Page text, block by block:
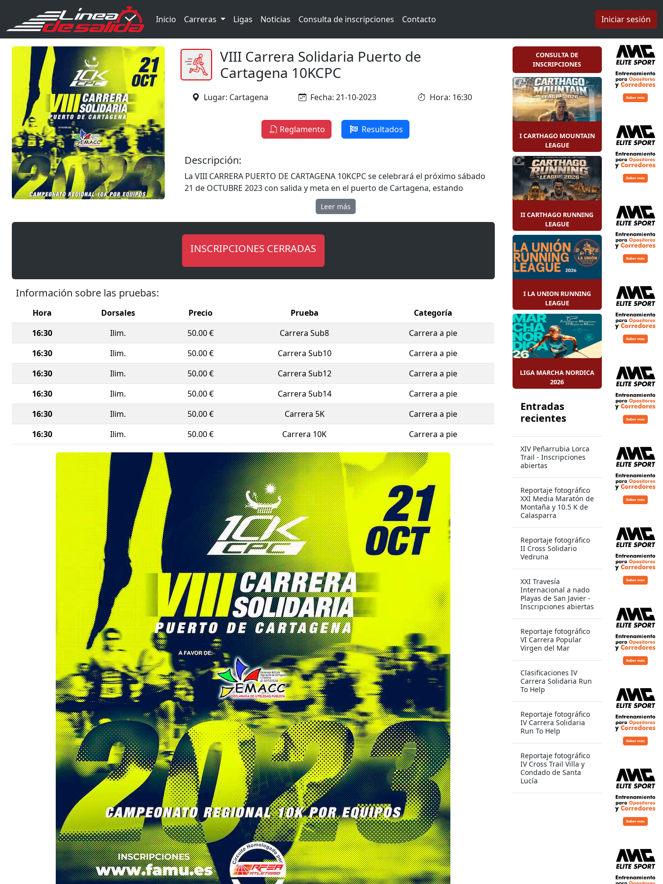
Inicio Carreras Ligas Noticias Consulta de inscripciones Contacto Iniciar sesión
VIII Carrera Solidaria Puerto de
Cartagena 10KCPC
Lugar: Cartagena Fecha: 21-10-2023 Hora: 16:30
Reglamento Resultados
Descripción:
La VIII CARRERA PUERTO DE CARTAGENA 10KCPC se celebrará el próximo sábado
21 de OCTUBRE 2023 con salida y meta en el puerto de Cartagena, estando
organizada por la AUTORIDAD PORTUARIA DE CARTAGENA / CD RUNTRITON
CARTAGENA con la colaboración del Excmo. Ayuntamiento de Cartagena y la
Federación de Atletismo de la Región de Murcia.
VIII 10KCPC 2023 CARRERA SOLIDARIA PUERTO DE CARTAGENA Circuito
homologado RFEA, consta de varias pruebas: Marcha Senderista, Carrera 10k y
Carrera 5k. Además, habrá otras distancias adaptadas a las edades de los más
pequeños la casa.
Leer más
INSCRIPCIONES CERRADAS
Información sobre las pruebas:
Hora Dorsales Precio Prueba
Categoría
16:30
Ilim. 50.00 € Carrera Sub8
Carrera a pie
16:30
Ilim. 50.00 € Carrera Sub10
Carrera a pie
16:30
Ilim. 50.00 € Carrera Sub12
Carrera a pie
16:30
Ilim. 50.00 € Carrera Sub14
Carrera a pie
16:30
Ilim. 50.00 € Carrera 5K
Carrera a pie
16:30
Ilim. 50.00 € Carrera 10K Carrera a pie
CONSULTA DE
INSCRIPCIONES
I CARTHAGO MOUNTAIN
LEAGUE
II CARTHAGO RUNNING
LEAGUE
I LA UNION RUNNING
LEAGUE
LIGA MARCHA NORDICA
2026
Entradas
recientes
XIV Peñarrubia Lorca
Trail - Inscripciones
abiertas
Reportaje fotográfico
XXI Media Maratón de
Montaña y 10.5 K de
Calasparra
Reportaje fotográfico
II Cross Solidario
Vedruna
XXI Travesía
Internacional a nado
Playas de San Javier -
Inscripciones abiertas
Reportaje fotográfico
VI Carrera Popular
Virgen del Mar
Clasificaciones IV
Carrera Solidaria Run
To Help
Reportaje fotográfico
IV Carrera Solidaria
Run To Help
Reportaje fotográfico
IV Cross Trail Villa y
Condado de Santa
Lucía